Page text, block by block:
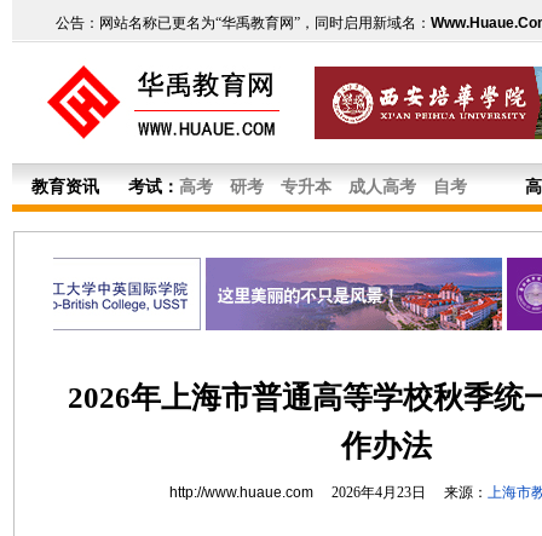
公告：网站名称已更名为“华禹教育网”，同时启用新域名：
教育资讯 考试： 高考 研考 专升本 成人高考 自考
2026年上海市普通高等学校秋季统
作办法
http://www.huaue.com2026年4月23日 来源： 上海市